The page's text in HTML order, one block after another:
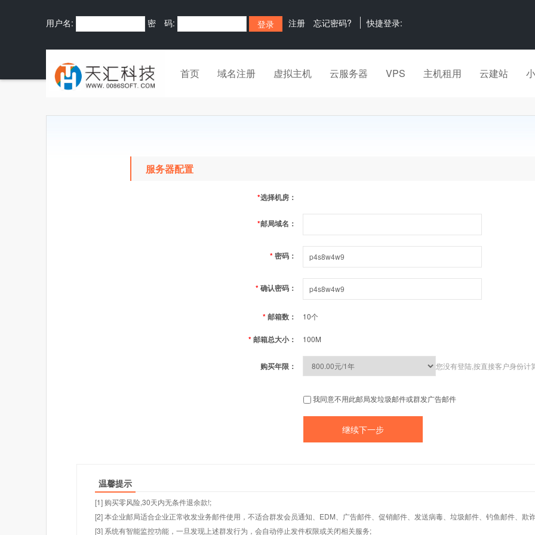
用户名: 密 码: 注册 忘记密码? 快捷登录:
首页 域名注册 虚拟主机 云服务器 VPS 主机租用 云建站
服务器配置
*选择机房：
*邮局域名：
*密码：
*确认密码：
*邮箱数： 10个
*邮箱总大小： 100M
购买年限： 您没有登陆,按直接客户身份计
我同意不用此邮局发垃圾邮件或群发广告邮件
温馨提示
[1] 购买零风险,30天内无条件退余款!;
[2] 本企业邮局适合企业正常收发业务邮件使用，不适合群发会员通知、EDM、广告邮件、促销邮件、发送病毒、垃圾邮件、钓鱼邮件、欺
[3] 系统有智能监控功能，一旦发现上述群发行为，会自动停止发件权限或关闭相关服务;